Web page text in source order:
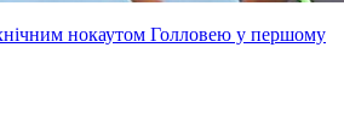
нокаутом Голловею у першому